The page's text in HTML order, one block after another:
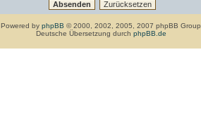
Powered by phpBB © 2000, 2002, 2005, 2007 phpBB Group
Deutsche Übersetzung durch phpBB.de